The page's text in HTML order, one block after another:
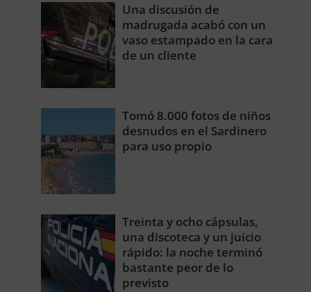
Una discusión de
madrugada acabó con un
vaso estampado en la cara
de un cliente
Tomó 8.000 fotos de niños
desnudos en el Sardinero
para uso propio
Treinta y ocho cápsulas,
una discoteca y un juicio
rápido: la noche terminó
bastante peor de lo
previsto